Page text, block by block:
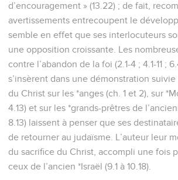
d’encouragement » (13.22) ; de fait,
avertissements entrecoupent le
semble en effet que ses interlocuteurs
une opposition croissante. Les
contre l’abandon de la foi (2.1-4 ; 4.1-11 ;
s’insèrent dans une démonstration
du Christ sur les *anges (ch. 1 et 2), sur
4.13) et sur les *grands-prêtres de
8.13) laissent à penser que ses
de retourner au judaïsme. L’auteur leur
du sacrifice du Christ, accompli une fois
ceux de l’ancien *Israël (9.1 à 10.18).